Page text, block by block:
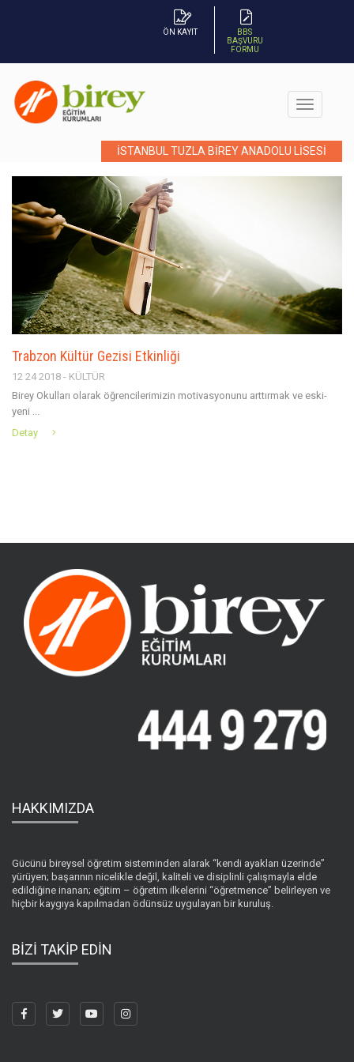
BBS
BAŞVURU
FORMU
ÖN KAYIT
İSTANBUL TUZLA BİREY ANADOLU LİSESİ
Trabzon Kültür Gezisi Etkinliği
12 24 2018 - KÜLTÜR
Birey Okulları olarak öğrencilerimizin motivasyonunu arttırmak ve eski-
yeni ...
Detay
HAKKIMIZDA
Gücünü bireysel öğretim sisteminden alarak “kendi ayakları üzerinde”
yürüyen; başarının nicelikle değil, kaliteli ve disiplinli çalışmayla elde
edildiğine inanan; eğitim – öğretim ilkelerini “öğretmence” belirleyen ve
hiçbir kaygıya kapılmadan ödünsüz uygulayan bir kuruluş.
BİZİ TAKİP EDİN